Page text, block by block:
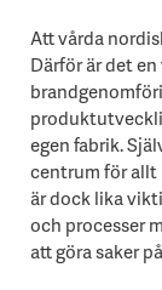
Att vårda
Därför är det
egen fabrik.
centrum för allt
är dock lika
och processer
att göra saker